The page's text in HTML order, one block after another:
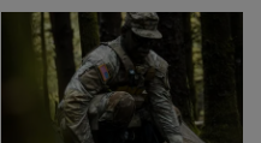
plastic